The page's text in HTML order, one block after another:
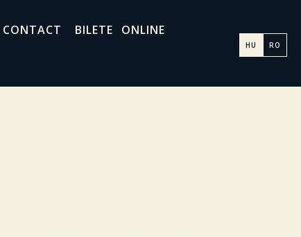
CONTACT
BILETE ONLINE
HU RO